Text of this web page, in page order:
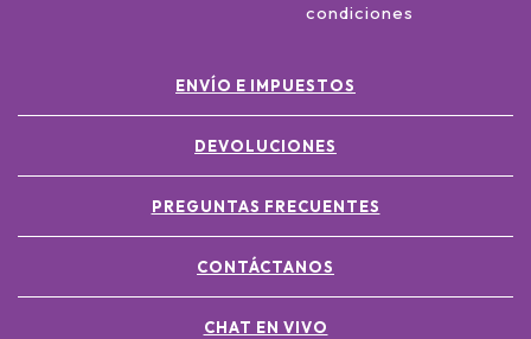
condiciones
ENVÍO E IMPUESTOS
DEVOLUCIONES
PREGUNTAS FRECUENTES
CONTÁCTANOS
CHAT EN VIVO